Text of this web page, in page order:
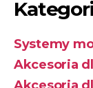
Systemy
Akcesoria